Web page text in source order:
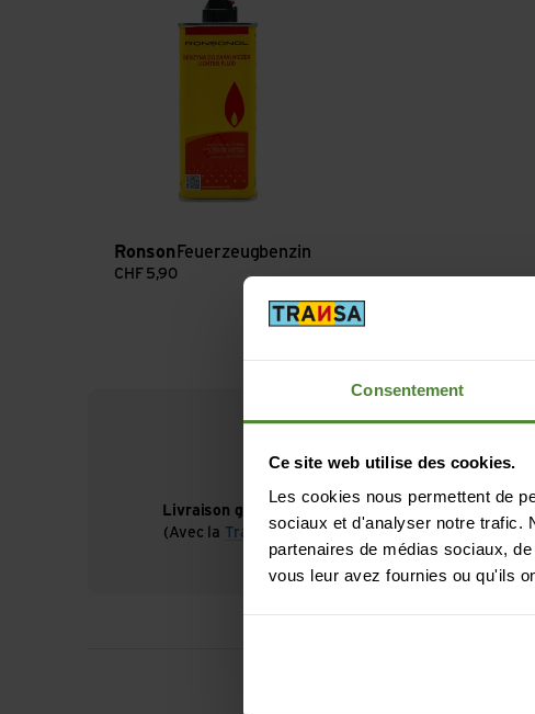
Consentement
Ce site web utilise des cookies.
Les cookies nous permettent de
sociaux et d'analyser notre trafic.
partenaires de médias sociaux,
vous leur avez fournies ou qu'ils
Ronson Feuerzeugbenzin
CHF 5,90
Livraison gratuite à partir de CHF 99
(Avec la
TransaCardtoujours gratuit)